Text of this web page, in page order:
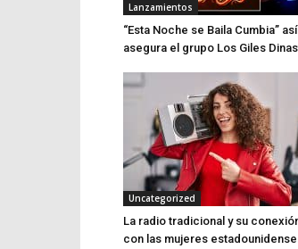
Lanzamientos
“Esta Noche se Baila Cumbia”
asegura el grupo Los Giles
Uncategorized
La radio tradicional y su
con las mujeres